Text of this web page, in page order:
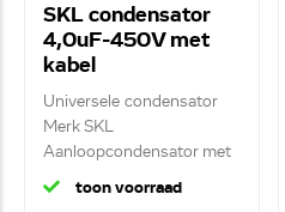
SKL condensator
4,0uF-450V met
kabel
Universele condensator
Merk SKL
Aanloopcondensator met
kab...
toon voorraad